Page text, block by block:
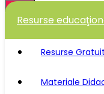
Caută
Resurse
Resurse
Materiale